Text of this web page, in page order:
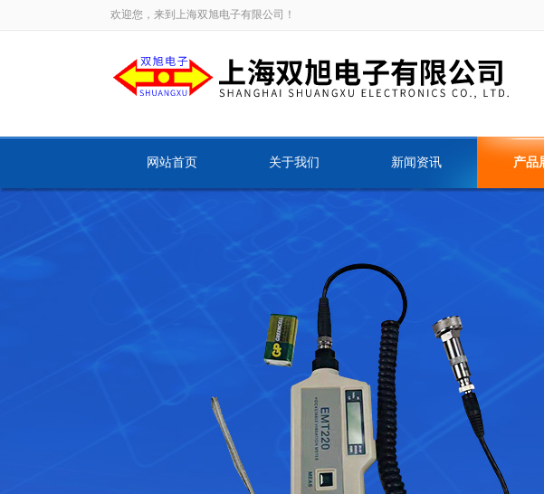
欢迎您，来到上海双旭电子有限公司！
网站首页 关于我们 新闻资讯 产品